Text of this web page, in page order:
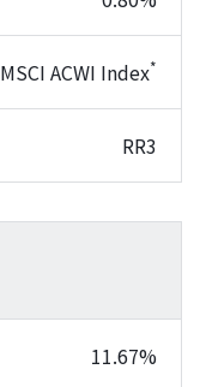
MSCI ACWI Index*
RR3
11.67%